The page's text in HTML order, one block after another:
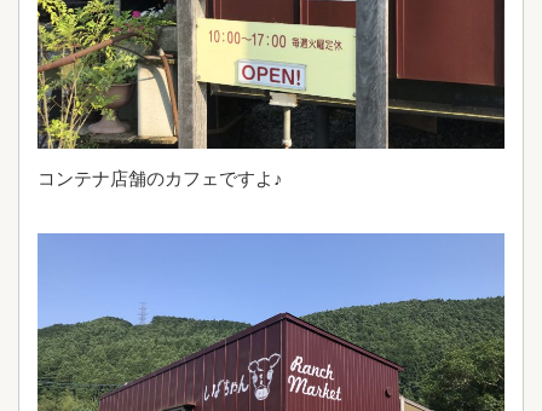
コンテナ店舗のカフェですよ♪